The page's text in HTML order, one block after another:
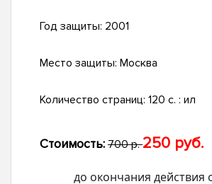
Год защиты: 2001
Место защиты: Москва
Количество страниц: 120 с. : ил
Стоимость: 700 р.250 руб.
до окончания действия